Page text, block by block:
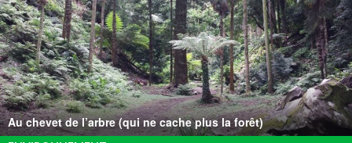
Au chevet de l’arbre (qui ne cache plus la forêt)